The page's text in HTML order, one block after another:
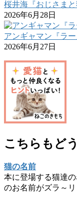
桜井海『おじさま
2026年6月28日
アンギャマン『ラ
2026年6月27日
こちらもど
猫の名前
本に登場する猫達
のお名前がズラ～リ